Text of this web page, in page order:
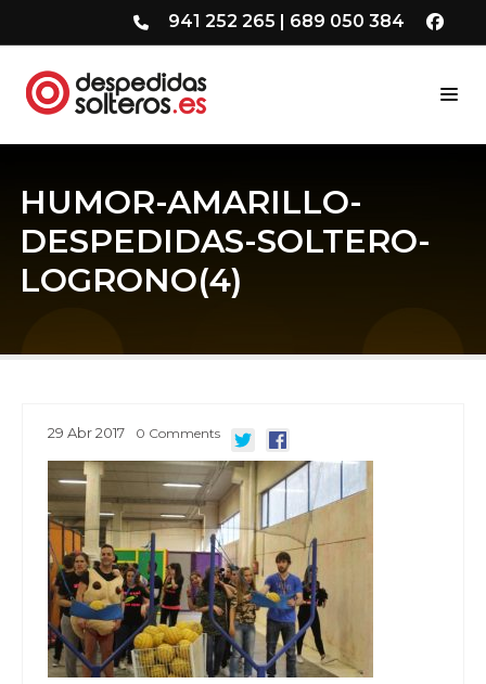
941 252 265 | 689 050 384
HUMOR-AMARILLO-
DESPEDIDAS-SOLTERO-
LOGRONO(4)
29 Abr2017 0 Comments